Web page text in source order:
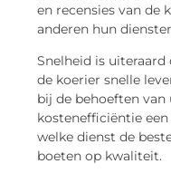
en recensies van de
anderen hun
Snelheid is
de koerier snelle
bij de behoeften
kostenefficiëntie
welke dienst de
boeten op kwaliteit.